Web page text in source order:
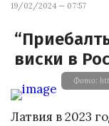
19/02/2024 — 07:57
виски в
Фото:
Латвия в 2023